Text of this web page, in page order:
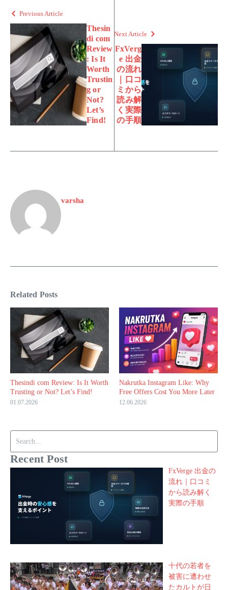
Previous Article
Thesin
di com
Review
: Is It
Worth
Trustin
g or
Not?
Let’s
Find!
Next Article
FxVerg
e 出金
の流れ
｜口コ
ミから
読み解
く実際
の手順
varsha
Related Posts
Thesindi com Review: Is It Worth
Trusting or Not? Let’s Find!
01.07.2026
Nakrutka Instagram Like: Why
Free Offers Cost You More Later
12.06.2026
Recent Post
FxVerge 出金の
流れ｜口コミ
から読み解く
実際の手順
十代の若者を
被害に遭わせ
たカルトが日